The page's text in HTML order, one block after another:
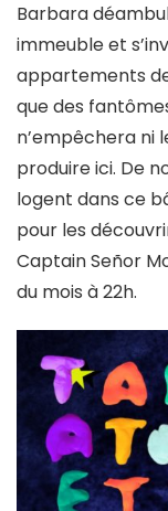
Barbara
immeuble et
appartements
que des
n’empêchera ni
produire ici. De
logent dans ce
pour les
Captain Señor
du mois à 22h.